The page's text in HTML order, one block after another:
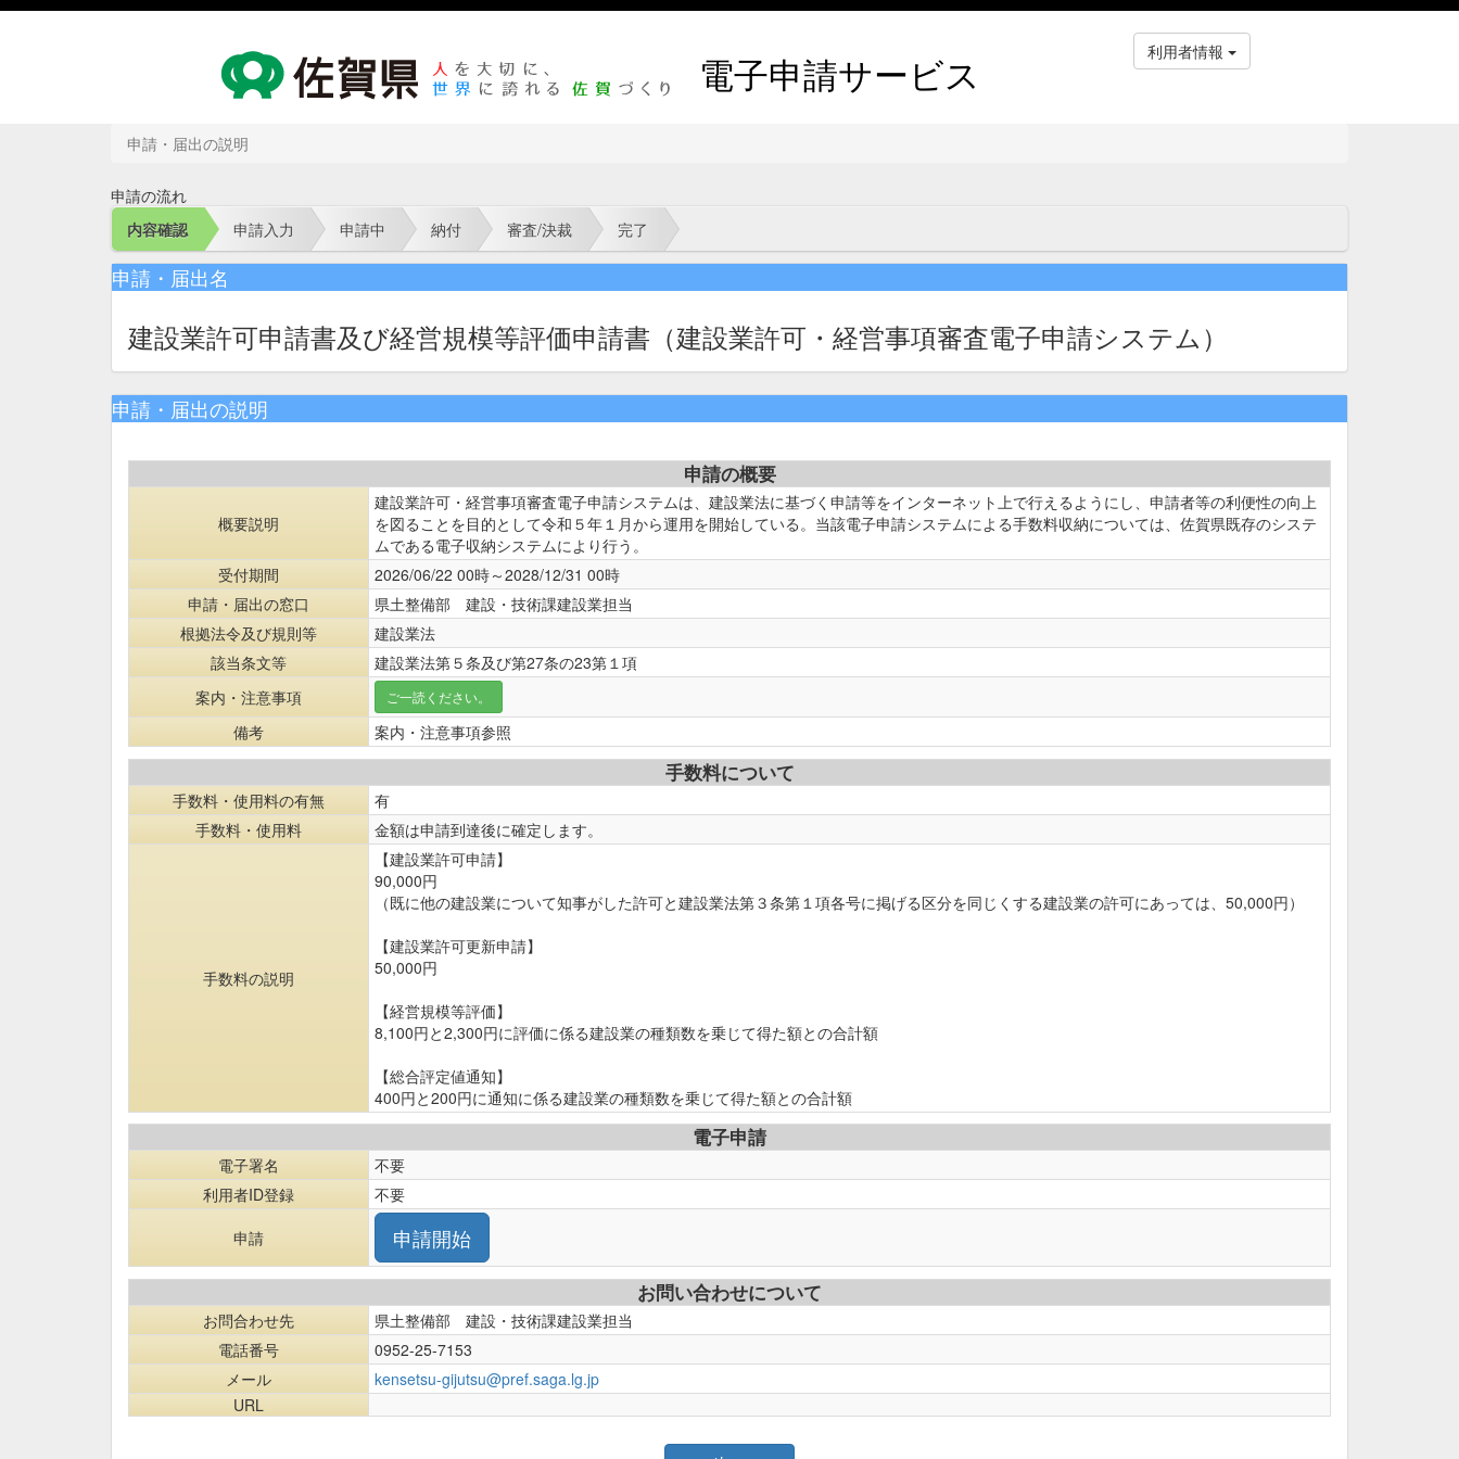
電子申請サービス
利用者情報
申請・届出の説明
申請の流れ
内容確認
申請入力 申請中 納付 審査/決裁 完了
申請・届出名
建設業許可申請書及び経営規模等評価申請書（建設業許可・経営事項審査電子申請システム）
申請・届出の説明
申請の概要
概要説明
建設業許可・経営事項審査電子申請システムは、建設業法に基づく申請等をインターネット上で行えるようにし、申請者等の利便性の向上
を図ることを目的として令和５年１月から運用を開始している。当該電子申請システムによる手数料収納については、佐賀県既存のシステ
ムである電子収納システムにより行う。
受付期間
2026/06/22 00時～2028/12/31 00時
申請・届出の窓口
県土整備部 建設・技術課建設業担当
根拠法令及び規則等
建設業法
該当条文等
建設業法第５条及び第27条の23第１項
案内・注意事項
ご一読ください。
備考 案内・注意事項参照
手数料について
手数料・使用料の有無
有
手数料・使用料
金額は申請到達後に確定します。
手数料の説明
【建設業許可申請】
90,000円
（既に他の建設業について知事がした許可と建設業法第３条第１項各号に掲げる区分を同じくする建設業の許可にあっては、50,000円）
【建設業許可更新申請】
50,000円
【経営規模等評価】
8,100円と2,300円に評価に係る建設業の種類数を乗じて得た額との合計額
【総合評定値通知】
400円と200円に通知に係る建設業の種類数を乗じて得た額との合計額
電子申請
電子署名
不要
利用者ID登録
不要
申請
お問い合わせについて
お問合わせ先
県土整備部 建設・技術課建設業担当
電話番号
0952-25-7153
メール
kensetsu-gijutsu@pref.saga.lg.jp
URL